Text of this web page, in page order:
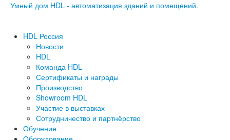
Умный дом HDL - автоматизация зданий и помещений.
HDL Россия
Новости
HDL
Команда HDL
Сертификаты и награды
Производство
Showroom HDL
Участие в выставках
Сотрудничество и партнёрство
Обучение